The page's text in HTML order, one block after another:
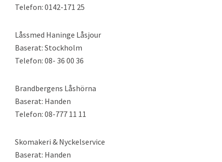
Telefon: 0142-171 25
Låssmed Haninge Låsjour
Baserat: Stockholm
Telefon: 08- 36 00 36
Brandbergens Låshörna
Baserat: Handen
Telefon: 08-777 11 11
Skomakeri & Nyckelservice
Baserat: Handen